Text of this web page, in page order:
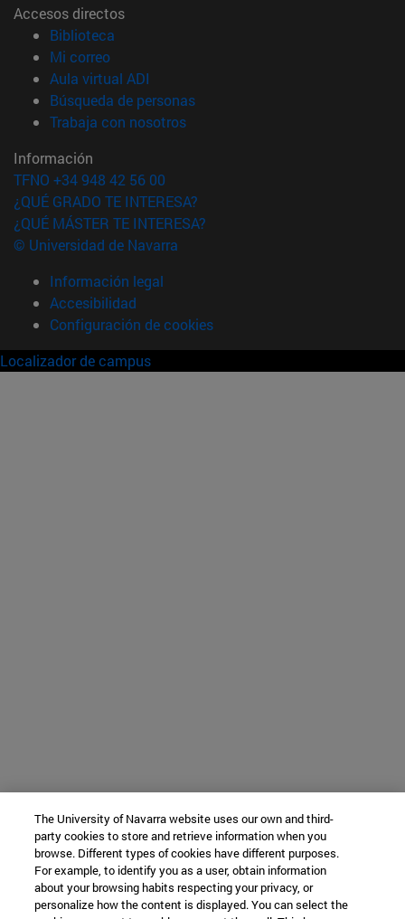
Accesos directos
Biblioteca
Mi correo(abre en nueva ventana)
Aula virtual ADI
Búsqueda de personas(abre en nueva ventana)
Trabaja con nosotros(abre en nueva ventana)
Información
TFNO +34 948 42 56 00
¿QUÉ GRADO TE INTERESA?
¿QUÉ MÁSTER TE INTERESA?
© Universidad de Navarra
Información legal
Accesibilidad
Configuración de cookies
Localizador de campus
The University of Navarra website uses our own and third-
party cookies to store and retrieve information when you
browse. Different types of cookies have different purposes.
For example, to identify you as a user, obtain information
about your browsing habits respecting your privacy, or
personalize how the content is displayed. You can select the